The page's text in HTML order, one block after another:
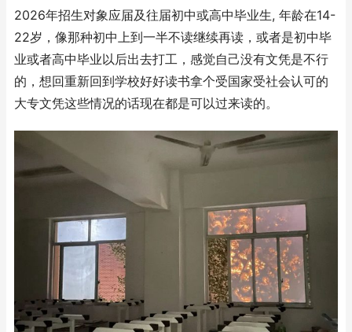
2026年招生对象应届及往届初中或高中毕业生, 年龄在14-
22岁，像那种初中上到一半不读继续再读，或者是初中毕
业或者高中毕业以后出去打工，感觉自己没有文凭是不行
的，想回重新回到学校好好读书拿个受国家受社会认可的
大专文凭这些情况的话现在都是可以过来读的。